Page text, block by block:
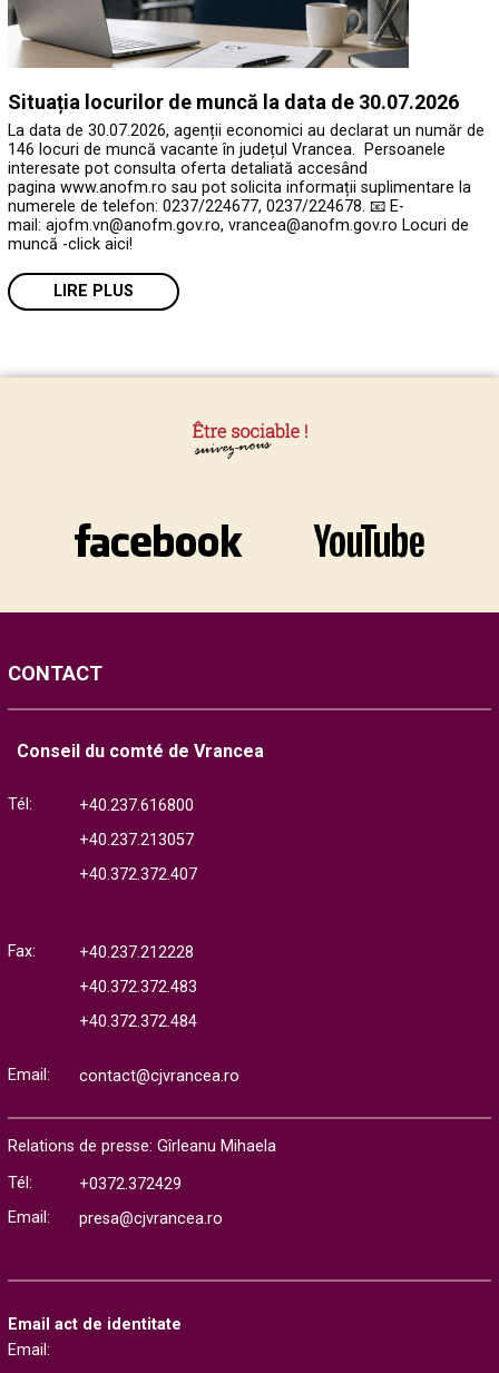
Situația locurilor de muncă la data de 30.07.2026
La data de 30.07.2026, agenții economici au declarat un număr de
146 locuri de muncă vacante în județul Vrancea. Persoanele
interesate pot consulta oferta detaliată accesând
pagina www.anofm.ro sau pot solicita informații suplimentare la
numerele de telefon: 0237/224677, 0237/224678. 📧 E-
mail: ajofm.vn@anofm.gov.ro, vrancea@anofm.gov.ro Locuri de
muncă -click aici!
LIRE PLUS
CONTACT
Conseil du comté de Vrancea
Tél:
+40.237.616800
+40.237.213057
+40.372.372.407
Fax:
+40.237.212228
+40.372.372.483
+40.372.372.484
Email: contact@cjvrancea.ro
Relations de presse: Gîrleanu Mihaela
Tél:
+0372.372429
Email:
presa@cjvrancea.ro
Email act de identitate
Email: